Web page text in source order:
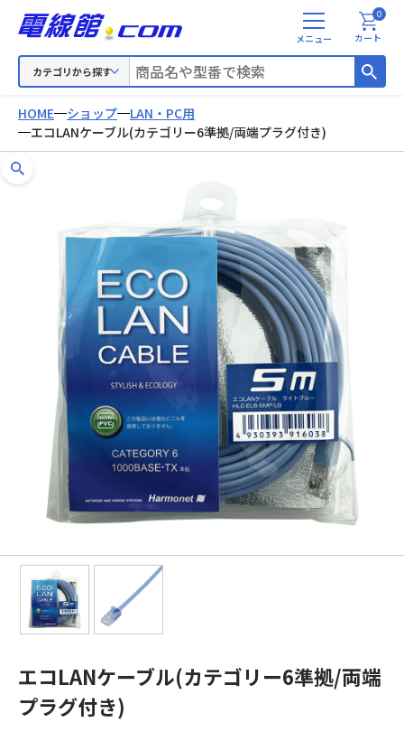
カテゴリから探す
メ
ニ
カート
0
HOME ショップ
LAN・PC用
エコLANケーブル(カテゴリー6準拠/両端プラグ付き)
エコLANケーブル(カテゴリー6準拠/両端
プラグ付き)